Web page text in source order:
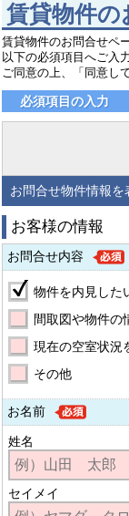
賃貸物件の
賃貸物件のお問合せペ
以下の必須項目へご入
ご同意の上、「同意し
必須項目の入力
お問合せ物件情報を
お客様の情報
お問合せ内容
物件を内見した
間取図や物件の
現在の空室状況
その他
お名前
姓名
セイメイ